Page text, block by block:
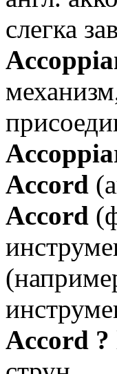
слегка
Аccord
Аccord
Аccord